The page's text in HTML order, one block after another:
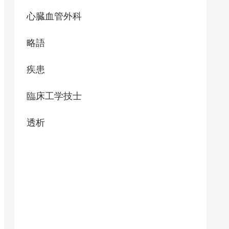
心臓血管外科
略語
疾患
臨床工学技士
透析